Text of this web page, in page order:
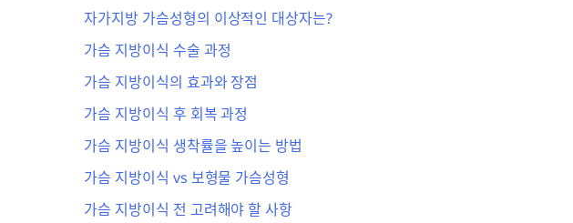
자가지방 가슴성형의 이상적인 대상자는?
가슴 지방이식 수술 과정
가슴 지방이식의 효과와 장점
가슴 지방이식 후 회복 과정
가슴 지방이식 생착률을 높이는 방법
가슴 지방이식 vs 보형물 가슴성형
가슴 지방이식 전 고려해야 할 사항